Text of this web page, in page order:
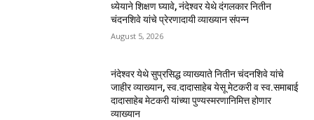
ध्येयाने शिक्षण घ्यावे, नंदेश्वर येथे दंगलकार नितीन
चंदनशिवे यांचे प्रेरणादायी व्याख्यान संपन्न
August 5, 2026
नंदेश्वर येथे सुप्रसिद्ध व्याख्याते नितीन चंदनशिवे यांचे
जाहीर व्याख्यान, स्व.दादासाहेब येसू मेटकरी व स्व.समाबाई
दादासाहेब मेटकरी यांच्या पुण्यस्मरणानिमित्त होणार
व्याख्यान